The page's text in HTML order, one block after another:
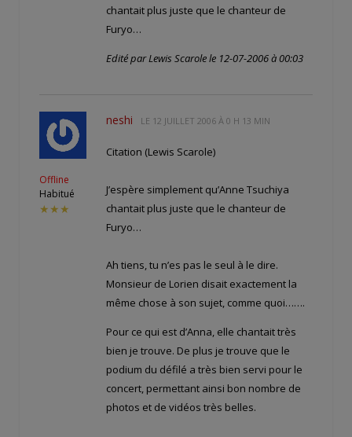
chantait plus juste que le chanteur de
Furyo…
Edité par Lewis Scarole le 12-07-2006 à 00:03
Offline
Habitué
★★★
neshi LE 12 JUILLET 2006 À 0 H 13 MIN
Citation (Lewis Scarole)
J’espère simplement qu’Anne Tsuchiya
chantait plus juste que le chanteur de
Furyo…
Ah tiens, tu n’es pas le seul à le dire.
Monsieur de Lorien disait exactement la
même chose à son sujet, comme quoi…….
Pour ce qui est d’Anna, elle chantait très
bien je trouve. De plus je trouve que le
podium du défilé a très bien servi pour le
concert, permettant ainsi bon nombre de
photos et de vidéos très belles.